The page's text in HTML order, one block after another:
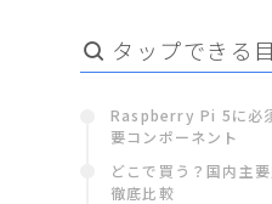
タップできる
Raspberry Pi 5に必
要コンポーネント
どこで買う？国内主
徹底比較